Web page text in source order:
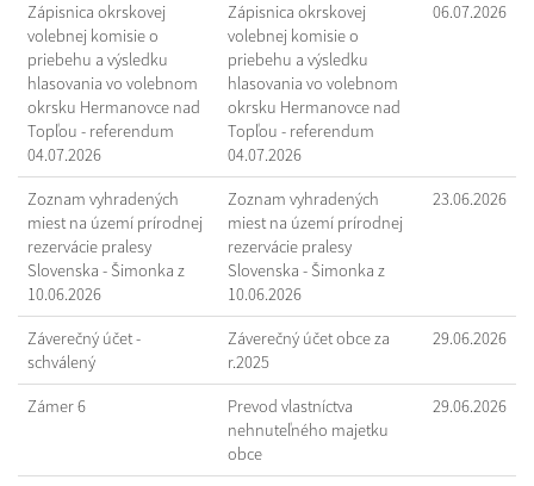
Zápisnica okrskovej
volebnej komisie o
priebehu a výsledku
hlasovania vo volebnom
okrsku Hermanovce nad
Topľou - referendum
04.07.2026
Zápisnica okrskovej
volebnej komisie o
priebehu a výsledku
hlasovania vo volebnom
okrsku Hermanovce nad
Topľou - referendum
04.07.2026
06.07.2026
Zoznam vyhradených
miest na území prírodnej
rezervácie pralesy
Slovenska - Šimonka z
10.06.2026
Zoznam vyhradených
miest na území prírodnej
rezervácie pralesy
Slovenska - Šimonka z
10.06.2026
23.06.2026
Záverečný účet -
schválený
Záverečný účet obce za
r.2025
29.06.2026
Zámer 6
Prevod vlastníctva
nehnuteľného majetku
obce
29.06.2026